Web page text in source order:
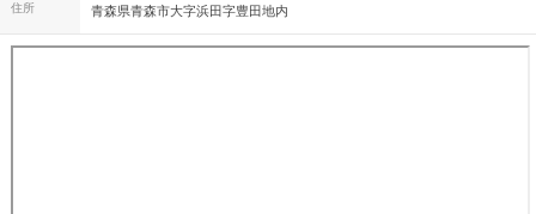
住所 青森県青森市大字浜田字豊田地内